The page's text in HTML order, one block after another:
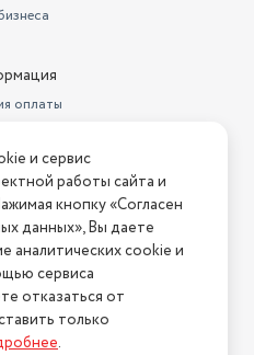
оплаты
возврата
Напишите нам
У нас есть всё!
и сервис
работы сайта и
кнопку «Согласен
данных», Вы даете
аналитических cookie и
сервиса
отказаться от
только
.